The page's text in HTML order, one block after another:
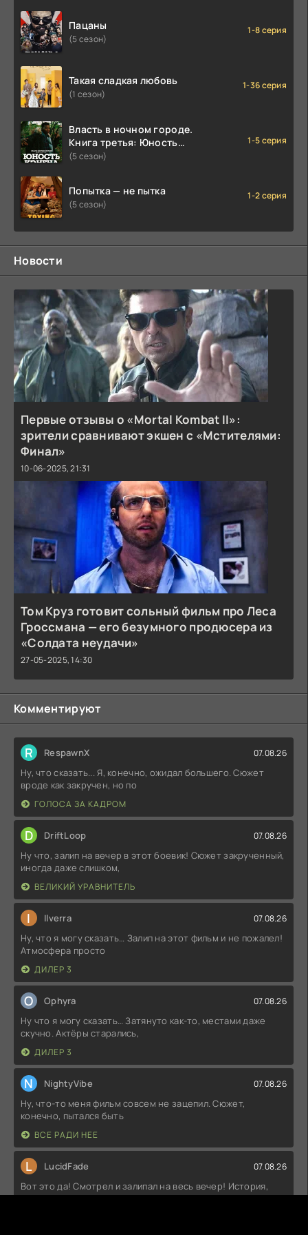
Пацаны
(5 сезон)
1-8 серия
Такая сладкая любовь
(1 сезон)
1-36 серия
Власть в ночном городе.
Книга третья: Юность
Кэнена
(5 сезон)
1-5 серия
Попытка — не пытка
(5 сезон)
1-2 серия
Новости
Первые отзывы о «Mortal Kombat II»:
зрители сравнивают экшен с «Мстителями:
Финал»
10-06-2025, 21:31
Том Круз готовит сольный фильм про Леса
Гроссмана — его безумного продюсера из
«Солдата неудачи»
27-05-2025, 14:30
Комментируют
R RespawnX 07.08.26
Ну, что сказать... Я, конечно, ожидал большего. Сюжет
вроде как закручен, но по
ГОЛОСА ЗА КАДРОМ
D DriftLoop 07.08.26
Ну что, залип на вечер в этот боевик! Сюжет закрученный,
иногда даже слишком,
ВЕЛИКИЙ УРАВНИТЕЛЬ
I Ilverra 07.08.26
Ну, что я могу сказать… Залип на этот фильм и не пожалел!
Атмосфера просто
ДИЛЕР 3
O Ophyra 07.08.26
Ну что я могу сказать… Затянуто как-то, местами даже
скучно. Актёры старались,
ДИЛЕР 3
N NightyVibe 07.08.26
Ну, что-то меня фильм совсем не зацепил. Сюжет,
конечно, пытался быть
ВСЕ РАДИ НЕЕ
L LucidFade 07.08.26
Вот это да! Смотрел и залипал на весь вечер! История,
конечно, жесть, но